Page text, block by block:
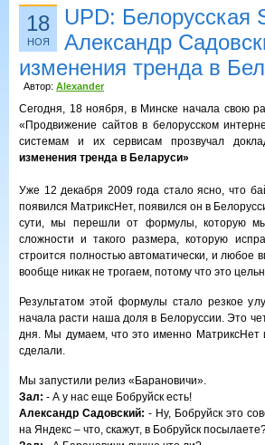
18
НОЯ
UPD: Белорусская
Александр
изменения тренда в
Автор: Alexander
Сегодня, 18 ноября, в Минске начала свою
«Продвижение сайтов в белорусском
системам и их сервисам прозвучал
изменения тренда в Беларуси»
Уже 12 декабря 2009 года стало ясно, что
появился МатриксНет, появился он в
сути, мы перешли от формулы, которую
сложности и такого размера, которую
строится полностью автоматически, и
вообще никак не трогаем, потому что это
Результатом этой формулы стало резкое
начала расти наша доля в Белоруссии. Это
дня. Мы думаем, что это именно МатриксНет
сделали.
Мы запустили релиз «Барановичи».
Зал: - А у нас еще Бобруйск есть!
Александр Садовский: - Ну, Бобруйск это
на Яндекс – что, скажут, в Бобруйск